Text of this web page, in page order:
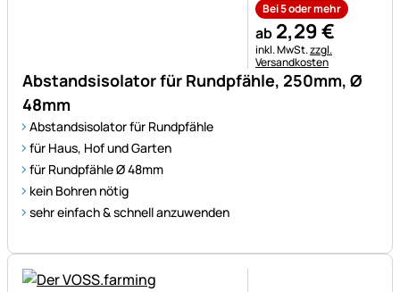
Abstandsisolator für Rundpfähle, 250mm, Ø
48mm
Abstandsisolator für Rundpfähle
für Haus, Hof und Garten
für Rundpfähle Ø 48mm
kein Bohren nötig
sehr einfach & schnell anzuwenden
Bei 5 oder mehr
ab 2,29€
Steuerhinweis:
inkl. MwSt.zzgl.
Versandkosten